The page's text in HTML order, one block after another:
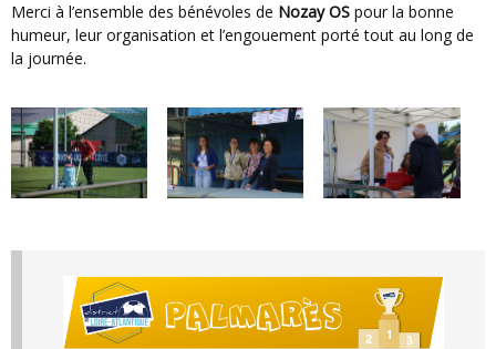
Merci à l’ensemble des bénévoles de Nozay OS pour la bonne
humeur, leur organisation et l’engouement porté tout au long de
la journée.